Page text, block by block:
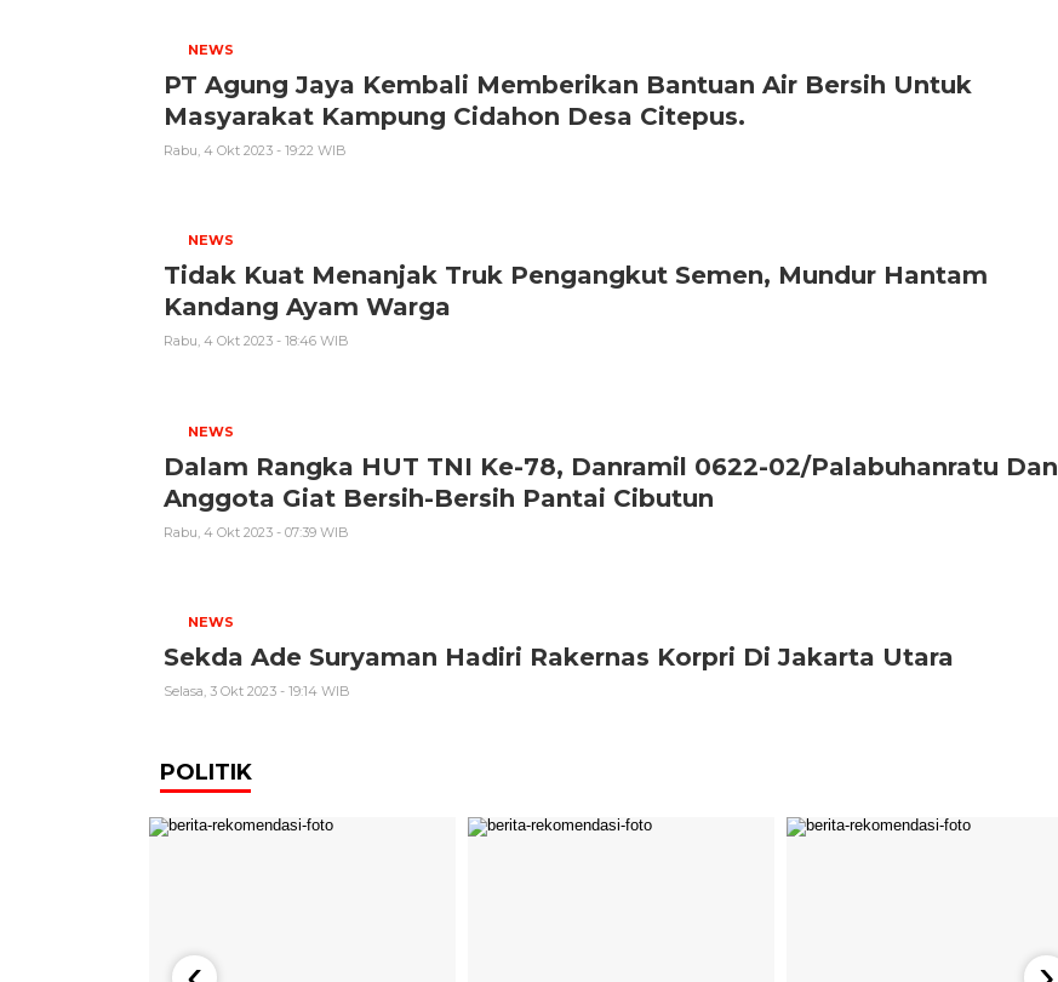
NEWS
PT Agung Jaya Kembali Memberikan Bantuan Air Bersih Untuk
Masyarakat Kampung Cidahon Desa Citepus.
Rabu, 4 Okt 2023 - 19:22 WIB
NEWS
Tidak Kuat Menanjak Truk Pengangkut Semen, Mundur Hantam
Kandang Ayam Warga
Rabu, 4 Okt 2023 - 18:46 WIB
NEWS
Dalam Rangka HUT TNI Ke-78, Danramil 0622-02/Palabuhanratu Dan
Anggota Giat Bersih-Bersih Pantai Cibutun
Rabu, 4 Okt 2023 - 07:39 WIB
NEWS
Sekda Ade Suryaman Hadiri Rakernas Korpri Di Jakarta Utara
Selasa, 3 Okt 2023 - 19:14 WIB
POLITIK